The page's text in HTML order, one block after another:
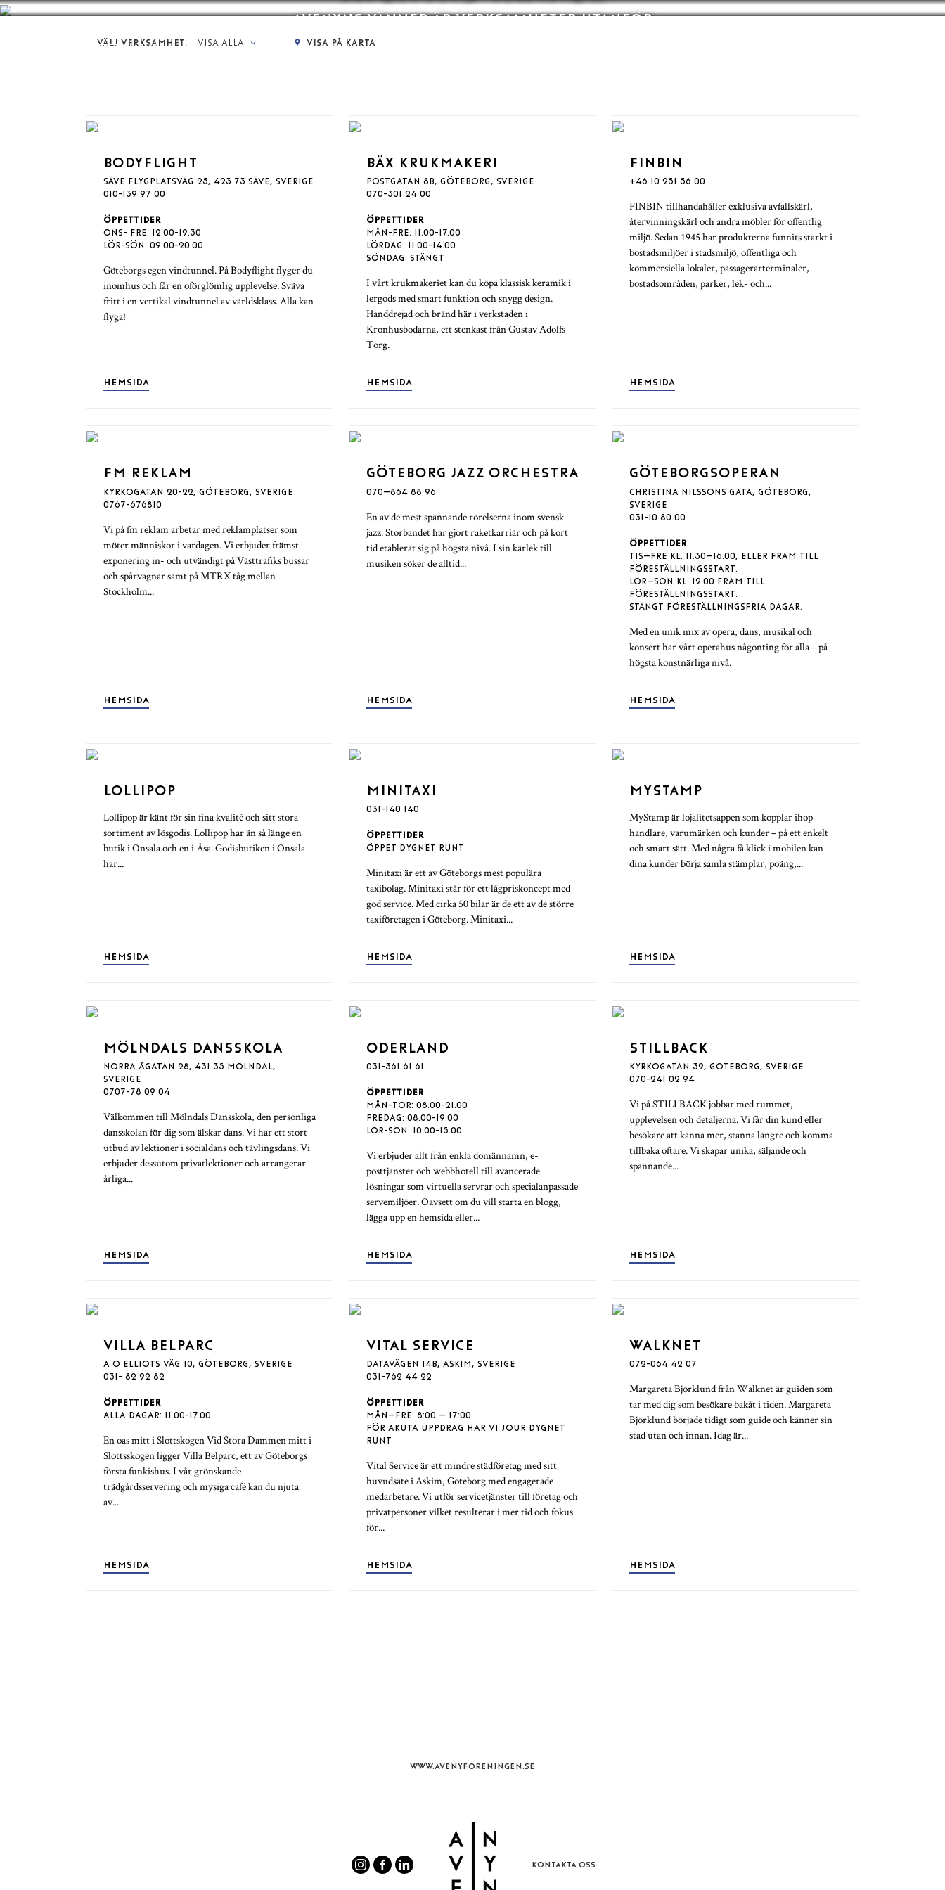
MENY
AVENYNS VÄNNER ÄR VERKSAMHETER UTANFÖR
VÄLJ VERKSAMHET: VISA ALLA VISA PÅ KARTA
BODYFLIGHT
SÄVE FLYGPLATSVÄG 25, 423 73 SÄVE, SVERIGE
010-139 97 00
ÖPPETTIDER
ONS- FRE: 12.00-19.30
LÖR-SÖN: 09.00-20.00
Göteborgs egen vindtunnel. På Bodyflight flyger du
inomhus och får en oförglömlig upplevelse. Sväva
fritt i en vertikal vindtunnel av världsklass. Alla kan
flyga!
HEMSIDA
BÄX KRUKMAKERI
POSTGATAN 8B, GÖTEBORG, SVERIGE
070-301 24 00
ÖPPETTIDER
MÅN-FRE: 11.00-17.00
LÖRDAG: 11.00-14.00
SÖNDAG: STÄNGT
I vårt krukmakeriet kan du köpa klassisk keramik i
lergods med smart funktion och snygg design.
Handdrejad och bränd här i verkstaden i
Kronhusbodarna, ett stenkast från Gustav Adolfs
Torg.
HEMSIDA
FINBIN
+46 10 251 56 00
FINBIN tillhandahåller exklusiva avfallskärl,
återvinningskärl och andra möbler för offentlig
miljö. Sedan 1945 har produkterna funnits starkt i
bostadsmiljöer i stadsmiljö, offentliga och
kommersiella lokaler, passagerarterminaler,
bostadsområden, parker, lek- och...
HEMSIDA
FM REKLAM
KYRKOGATAN 20-22, GÖTEBORG, SVERIGE
0767-676810
Vi på fm reklam arbetar med reklamplatser som
möter människor i vardagen. Vi erbjuder främst
exponering in- och utvändigt på Västtrafiks bussar
och spårvagnar samt på MTRX tåg mellan
Stockholm...
HEMSIDA
GÖTEBORG JAZZ ORCHESTRA
070–864 88 96
En av de mest spännande rörelserna inom svensk
jazz. Storbandet har gjort raketkarriär och på kort
tid etablerat sig på högsta nivå. I sin kärlek till
musiken söker de alltid...
HEMSIDA
GÖTEBORGSOPERAN
CHRISTINA NILSSONS GATA, GÖTEBORG,
SVERIGE
031-10 80 00
ÖPPETTIDER
TIS–FRE KL. 11.30–16.00, ELLER FRAM TILL
FÖRESTÄLLNINGSSTART.
LÖR–SÖN KL. 12.00 FRAM TILL
FÖRESTÄLLNINGSSTART.
STÄNGT FÖRESTÄLLNINGSFRIA DAGAR.
Med en unik mix av opera, dans, musikal och
konsert har vårt operahus någonting för alla – på
högsta konstnärliga nivå.
HEMSIDA
LOLLIPOP
Lollipop är känt för sin fina kvalité och sitt stora
sortiment av lösgodis. Lollipop har än så länge en
butik i Onsala och en i Åsa. Godisbutiken i Onsala
har...
HEMSIDA
MINITAXI
031-140 140
ÖPPETTIDER
ÖPPET DYGNET RUNT
Minitaxi är ett av Göteborgs mest populära
taxibolag. Minitaxi står för ett lågpriskoncept med
god service. Med cirka 50 bilar är de ett av de större
taxiföretagen i Göteborg. Minitaxi...
HEMSIDA
MYSTAMP
MyStamp är lojalitetsappen som kopplar ihop
handlare, varumärken och kunder – på ett enkelt
och smart sätt. Med några få klick i mobilen kan
dina kunder börja samla stämplar, poäng,...
HEMSIDA
MÖLNDALS DANSSKOLA
NORRA ÅGATAN 28, 431 35 MÖLNDAL,
SVERIGE
0707-78 09 04
Välkommen till Mölndals Dansskola, den personliga
dansskolan för dig som älskar dans. Vi har ett stort
utbud av lektioner i socialdans och tävlingsdans. Vi
erbjuder dessutom privatlektioner och arrangerar
årliga...
HEMSIDA
ODERLAND
031-361 61 61
ÖPPETTIDER
MÅN-TOR: 08.00-21.00
FREDAG: 08.00-19.00
LÖR-SÖN: 10.00-15.00
Vi erbjuder allt från enkla domännamn, e-
posttjänster och webbhotell till avancerade
lösningar som virtuella servrar och specialanpassade
servemiljöer. Oavsett om du vill starta en blogg,
lägga upp en hemsida eller...
HEMSIDA
STILLBACK
KYRKOGATAN 39, GÖTEBORG, SVERIGE
070-241 02 94
Vi på STILLBACK jobbar med rummet,
upplevelsen och detaljerna. Vi får din kund eller
besökare att känna mer, stanna längre och komma
tillbaka oftare. Vi skapar unika, säljande och
spännande...
HEMSIDA
VILLA BELPARC
A O ELLIOTS VÄG 10, GÖTEBORG, SVERIGE
031- 82 92 82
ÖPPETTIDER
ALLA DAGAR: 11.00-17.00
En oas mitt i Slottskogen Vid Stora Dammen mitt i
Slottsskogen ligger Villa Belparc, ett av Göteborgs
första funkishus. I vår grönskande
trädgårdsservering och mysiga café kan du njuta
av...
HEMSIDA
VITAL SERVICE
DATAVÄGEN 14B, ASKIM, SVERIGE
031-762 44 22
ÖPPETTIDER
MÅN–FRE: 8:00 – 17:00
FÖR AKUTA UPPDRAG HAR VI JOUR DYGNET
RUNT
Vital Service är ett mindre städföretag med sitt
huvudsäte i Askim, Göteborg med engagerade
medarbetare. Vi utför servicetjänster till företag och
privatpersoner vilket resulterar i mer tid och fokus
för...
HEMSIDA
WALKNET
072-064 42 07
Margareta Björklund från Walknet är guiden som
tar med dig som besökare bakåt i tiden. Margareta
Björklund började tidigt som guide och känner sin
stad utan och innan. Idag är...
HEMSIDA
WWW.AVENYFORENINGEN.SE
KONTAKTA OSS